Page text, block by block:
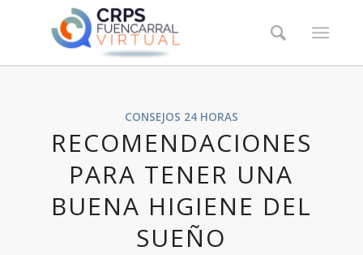
CONSEJOS 24 HORAS
RECOMENDACIONES
PARA TENER UNA
BUENA HIGIENE DEL
SUEÑO